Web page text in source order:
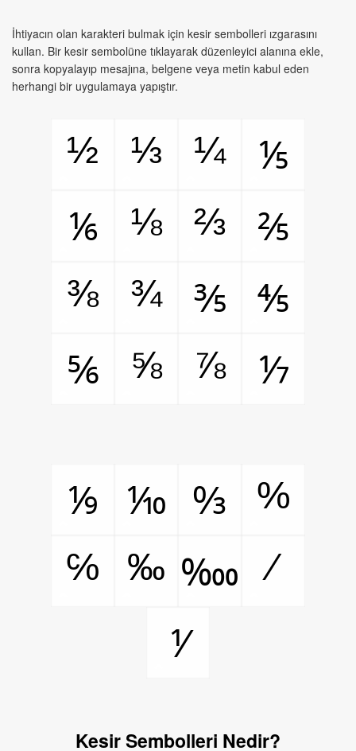
İhtiyacın olan karakteri bulmak için kesir sembolleri ızgarasını
kullan. Bir kesir sembolüne tıklayarak düzenleyici alanına ekle,
sonra kopyalayıp mesajına, belgene veya metin kabul eden
herhangi bir uygulamaya yapıştır.
½ ⅓ ¼
⅕
⅙
⅛ ⅔
⅖
⅜
¾ ⅗
⅘
⅚
⅝ ⅞ ⅐
⅑ ⅒ ↉
%
℅
‰ ‱
⁄
⅟
Kesir Sembolleri Nedir?